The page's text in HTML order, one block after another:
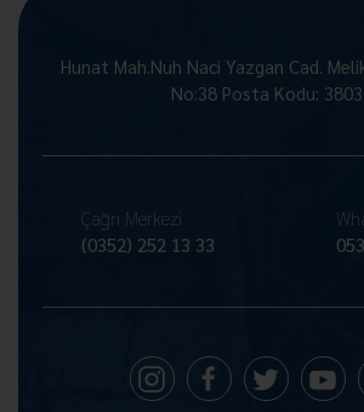
Hunat Mah.Nuh Naci Yazgan Cad.
No:38 Posta Kodu:
Çağrı Merkezi
(0352) 252 13 33